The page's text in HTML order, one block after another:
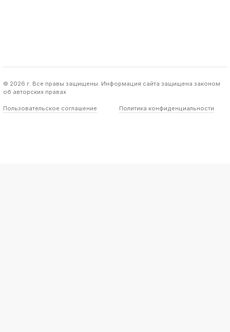
© 2026 г. Все правы защищены. Информация сайта защищена законом
об авторских правах
Пользовательское соглашение Политика конфиденциальности